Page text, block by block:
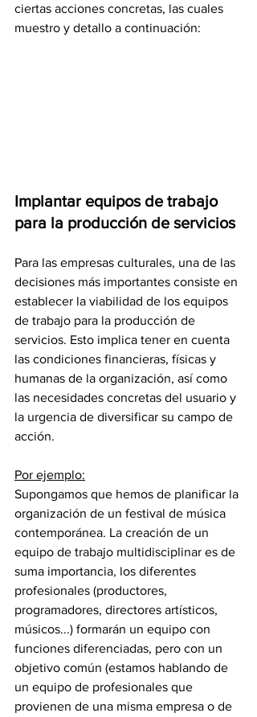
ciertas acciones concretas, las cuales
muestro y detallo a continuación:
Implantar equipos de trabajo
para la producción de servicios
Para las empresas culturales, una de las
decisiones más importantes consiste en
establecer la viabilidad de los equipos
de trabajo para la producción de
servicios. Esto implica tener en cuenta
las condiciones financieras, físicas y
humanas de la organización, así como
las necesidades concretas del usuario y
la urgencia de diversificar su campo de
acción.
Por ejemplo:
Supongamos que hemos de planificar la
organización de un festival de música
contemporánea. La creación de un
equipo de trabajo multidisciplinar es de
suma importancia, los diferentes
profesionales (productores,
programadores, directores artísticos,
músicos...) formarán un equipo con
funciones diferenciadas, pero con un
objetivo común (estamos hablando de
un equipo de profesionales que
provienen de una misma empresa o de